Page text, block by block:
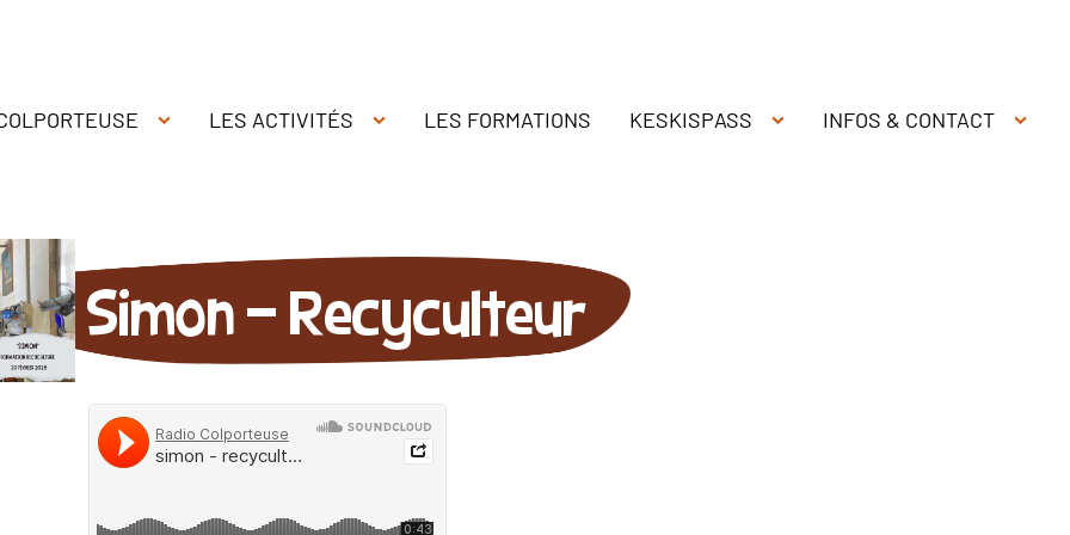
LES ACTIVITÉS LES FORMATIONS KESKISPASS INFOS & CONTACT
Simon - Recyculteur